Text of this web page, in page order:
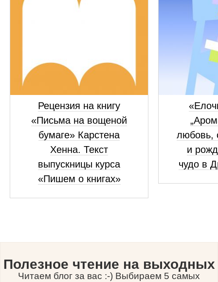
Рецензия на книгу
«Письма на вощеной
бумаге» Карстена
Хенна. Текст
выпускницы курса
«Пишем о книгах»
любовь,
и
чудо в
Полезное чтение на выходных
Читаем блог за вас :-) Выбираем 5 самых